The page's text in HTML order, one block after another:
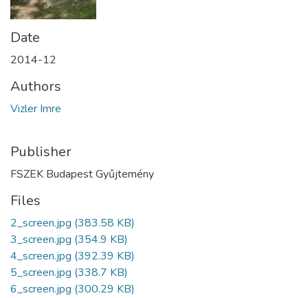
Date
2014-12
Authors
Vizler Imre
Publisher
FSZEK Budapest Gyűjtemény
Files
2_screen.jpg (383.58 KB)
3_screen.jpg (354.9 KB)
4_screen.jpg (392.39 KB)
5_screen.jpg (338.7 KB)
6_screen.jpg (300.29 KB)